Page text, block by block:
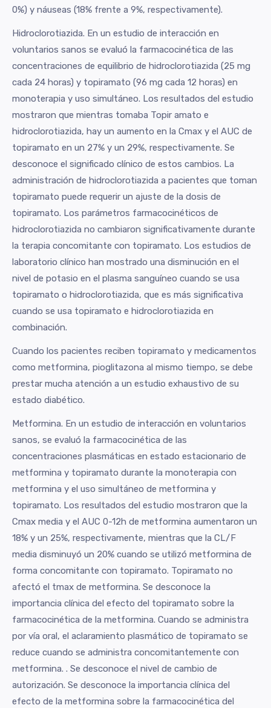
0%) y náuseas (18% frente a 9%, respectivamente).
Hidroclorotiazida. En un estudio de interacción en
voluntarios sanos se evaluó la farmacocinética de las
concentraciones de equilibrio de hidroclorotiazida (25 mg
cada 24 horas) y topiramato (96 mg cada 12 horas) en
monoterapia y uso simultáneo. Los resultados del estudio
mostraron que mientras tomaba Topir amato e
hidroclorotiazida, hay un aumento en la Cmax y el AUC de
topiramato en un 27% y un 29%, respectivamente. Se
desconoce el significado clínico de estos cambios. La
administración de hidroclorotiazida a pacientes que toman
topiramato puede requerir un ajuste de la dosis de
topiramato. Los parámetros farmacocinéticos de
hidroclorotiazida no cambiaron significativamente durante
la terapia concomitante con topiramato. Los estudios de
laboratorio clínico han mostrado una disminución en el
nivel de potasio en el plasma sanguíneo cuando se usa
topiramato o hidroclorotiazida, que es más significativa
cuando se usa topiramato e hidroclorotiazida en
combinación.
Cuando los pacientes reciben topiramato y medicamentos
como metformina, pioglitazona al mismo tiempo, se debe
prestar mucha atención a un estudio exhaustivo de su
estado diabético.
Metformina. En un estudio de interacción en voluntarios
sanos, se evaluó la farmacocinética de las
concentraciones plasmáticas en estado estacionario de
metformina y topiramato durante la monoterapia con
metformina y el uso simultáneo de metformina y
topiramato. Los resultados del estudio mostraron que la
Cmax media y el AUC 0-12h de metformina aumentaron un
18% y un 25%, respectivamente, mientras que la CL/F
media disminuyó un 20% cuando se utilizó metformina de
forma concomitante con topiramato. Topiramato no
afectó el tmax de metformina. Se desconoce la
importancia clínica del efecto del topiramato sobre la
farmacocinética de la metformina. Cuando se administra
por vía oral, el aclaramiento plasmático de topiramato se
reduce cuando se administra concomitantemente con
metformina. . Se desconoce el nivel de cambio de
autorización. Se desconoce la importancia clínica del
efecto de la metformina sobre la farmacocinética del